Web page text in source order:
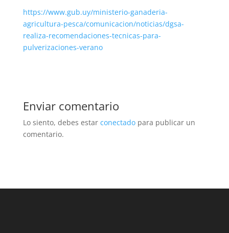
https://www.gub.uy/ministerio-ganaderia-
agricultura-pesca/comunicacion/noticias/dgsa-
realiza-recomendaciones-tecnicas-para-
pulverizaciones-verano
Enviar comentario
Lo siento, debes estar conectadopara publicar un
comentario.